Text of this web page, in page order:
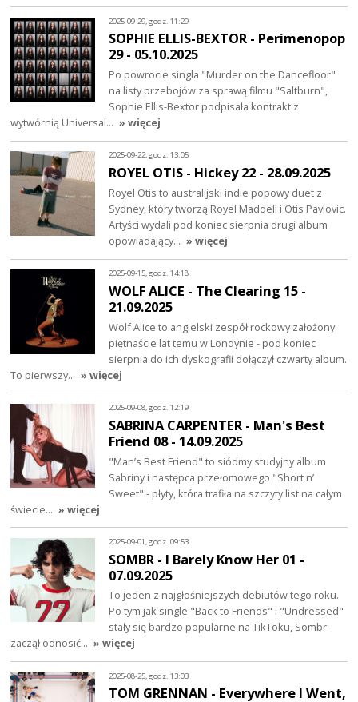
2025-09-29, godz. 11:29
SOPHIE ELLIS-BEXTOR - Perimenopop
29 - 05.10.2025
Po powrocie singla "Murder on the Dancefloor"
na listy przebojów za sprawą filmu "Saltburn",
Sophie Ellis-Bextor podpisała kontrakt z
wytwórnią Universal… » więcej
2025-09-22, godz. 13:05
ROYEL OTIS - Hickey 22 - 28.09.2025
Royel Otis to australijski indie popowy duet z
Sydney, który tworzą Royel Maddell i Otis Pavlovic.
Artyści wydali pod koniec sierpnia drugi album
opowiadający… » więcej
2025-09-15, godz. 14:18
WOLF ALICE - The Clearing 15 -
21.09.2025
Wolf Alice to angielski zespół rockowy założony
piętnaście lat temu w Londynie - pod koniec
sierpnia do ich dyskografii dołączył czwarty album.
To pierwszy… » więcej
2025-09-08, godz. 12:19
SABRINA CARPENTER - Man's Best
Friend 08 - 14.09.2025
"Man’s Best Friend" to siódmy studyjny album
Sabriny i następca przełomowego "Short n’
Sweet" - płyty, która trafiła na szczyty list na całym
świecie… » więcej
2025-09-01, godz. 09:53
SOMBR - I Barely Know Her 01 -
07.09.2025
To jeden z najgłośniejszych debiutów tego roku.
Po tym jak single "Back to Friends" i "Undressed"
stały się bardzo popularne na TikToku, Sombr
zaczął odnosić… » więcej
2025-08-25, godz. 13:03
TOM GRENNAN - Everywhere I Went,